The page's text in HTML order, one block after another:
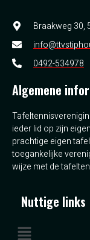
Braakweg 30,
0492-534978
Algemene
ieder lid op zijn
prachtige eigen
toegankelijke
wijze met de
Nuttige links